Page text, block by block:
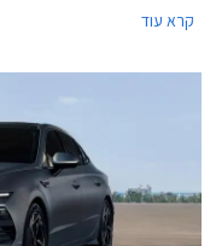
קרא עוד